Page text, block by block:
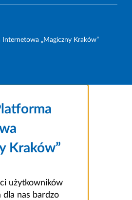
Internetowa „Magiczny Kraków”
Kraków”
użytkowników
dla nas bardzo